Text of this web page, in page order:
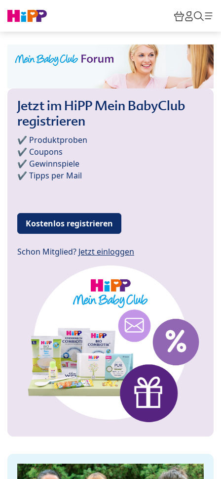
HiPP
Jetzt im HiPP Mein BabyClub
registrieren
✔️ Produktproben
✔️ Coupons
✔️ Gewinnspiele
✔️ Tipps per Mail
Kostenlos registrieren
Schon Mitglied? Jetzt einloggen